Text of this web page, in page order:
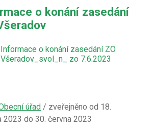
o konání zasedání
Informace o konání zasedání ZO
Všeradov_svol_n_ zo 7.6.2023
úřad / zveřejněno od 18.
2023 do 30. června 2023